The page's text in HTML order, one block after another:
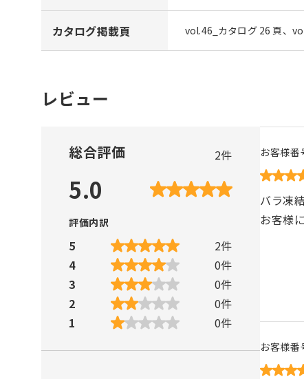
カタログ掲載頁 vol.46_カタログ 26 頁、
レビュー
総合評価 2件
5.0
評価内訳
5 2件
4
0件
3
0件
2
0件
1
0件
お客様番
バラ凍
お客様
お客様番